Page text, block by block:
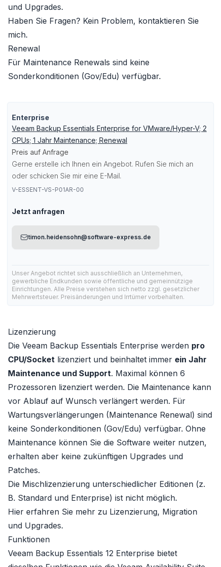
und Upgrades.
Haben Sie Fragen? Kein Problem, kontaktieren Sie
mich.
Renewal
Für Maintenance Renewals sind keine
Sonderkonditionen (Gov/Edu) verfügbar.
Enterprise
Veeam Backup Essentials Enterprise for VMware/Hyper-V; 2
CPUs; 1 Jahr Maintenance; Renewal
Preis auf Anfrage
Gerne erstelle ich Ihnen ein Angebot. Rufen Sie mich an
oder schicken Sie mir eine E-Mail.
V-ESSENT-VS-P01AR-00
Jetzt anfragen
timon.heidensohn@software-express.de
Unser Angebot richtet sich ausschließlich an Unternehmen,
gewerbliche Endkunden sowie öffentliche und gemeinnützige
Einrichtungen. Alle Preise verstehen sich netto zzgl. gesetzlicher
Mehrwertsteuer. Preisänderungen und Irrtümer vorbehalten.
Lizenzierung
Die Veeam Backup Essentials Enterprise werden pro
CPU/Socket lizenziert und beinhaltet immer ein Jahr
Maintenance und Support. Maximal können 6
Prozessoren lizenziert werden. Die Maintenance kann
vor Ablauf auf Wunsch verlängert werden. Für
Wartungsverlängerungen (Maintenance Renewal) sind
keine Sonderkonditionen (Gov/Edu) verfügbar. Ohne
Maintenance können Sie die Software weiter nutzen,
erhalten aber keine zukünftigen Upgrades und
Patches.
Die Mischlizenzierung unterschiedlicher Editionen (z.
B. Standard und Enterprise) ist nicht möglich.
Hier erfahren Sie mehr zu Lizenzierung, Migration
und Upgrades.
Funktionen
Veeam Backup Essentials 12 Enterprise bietet